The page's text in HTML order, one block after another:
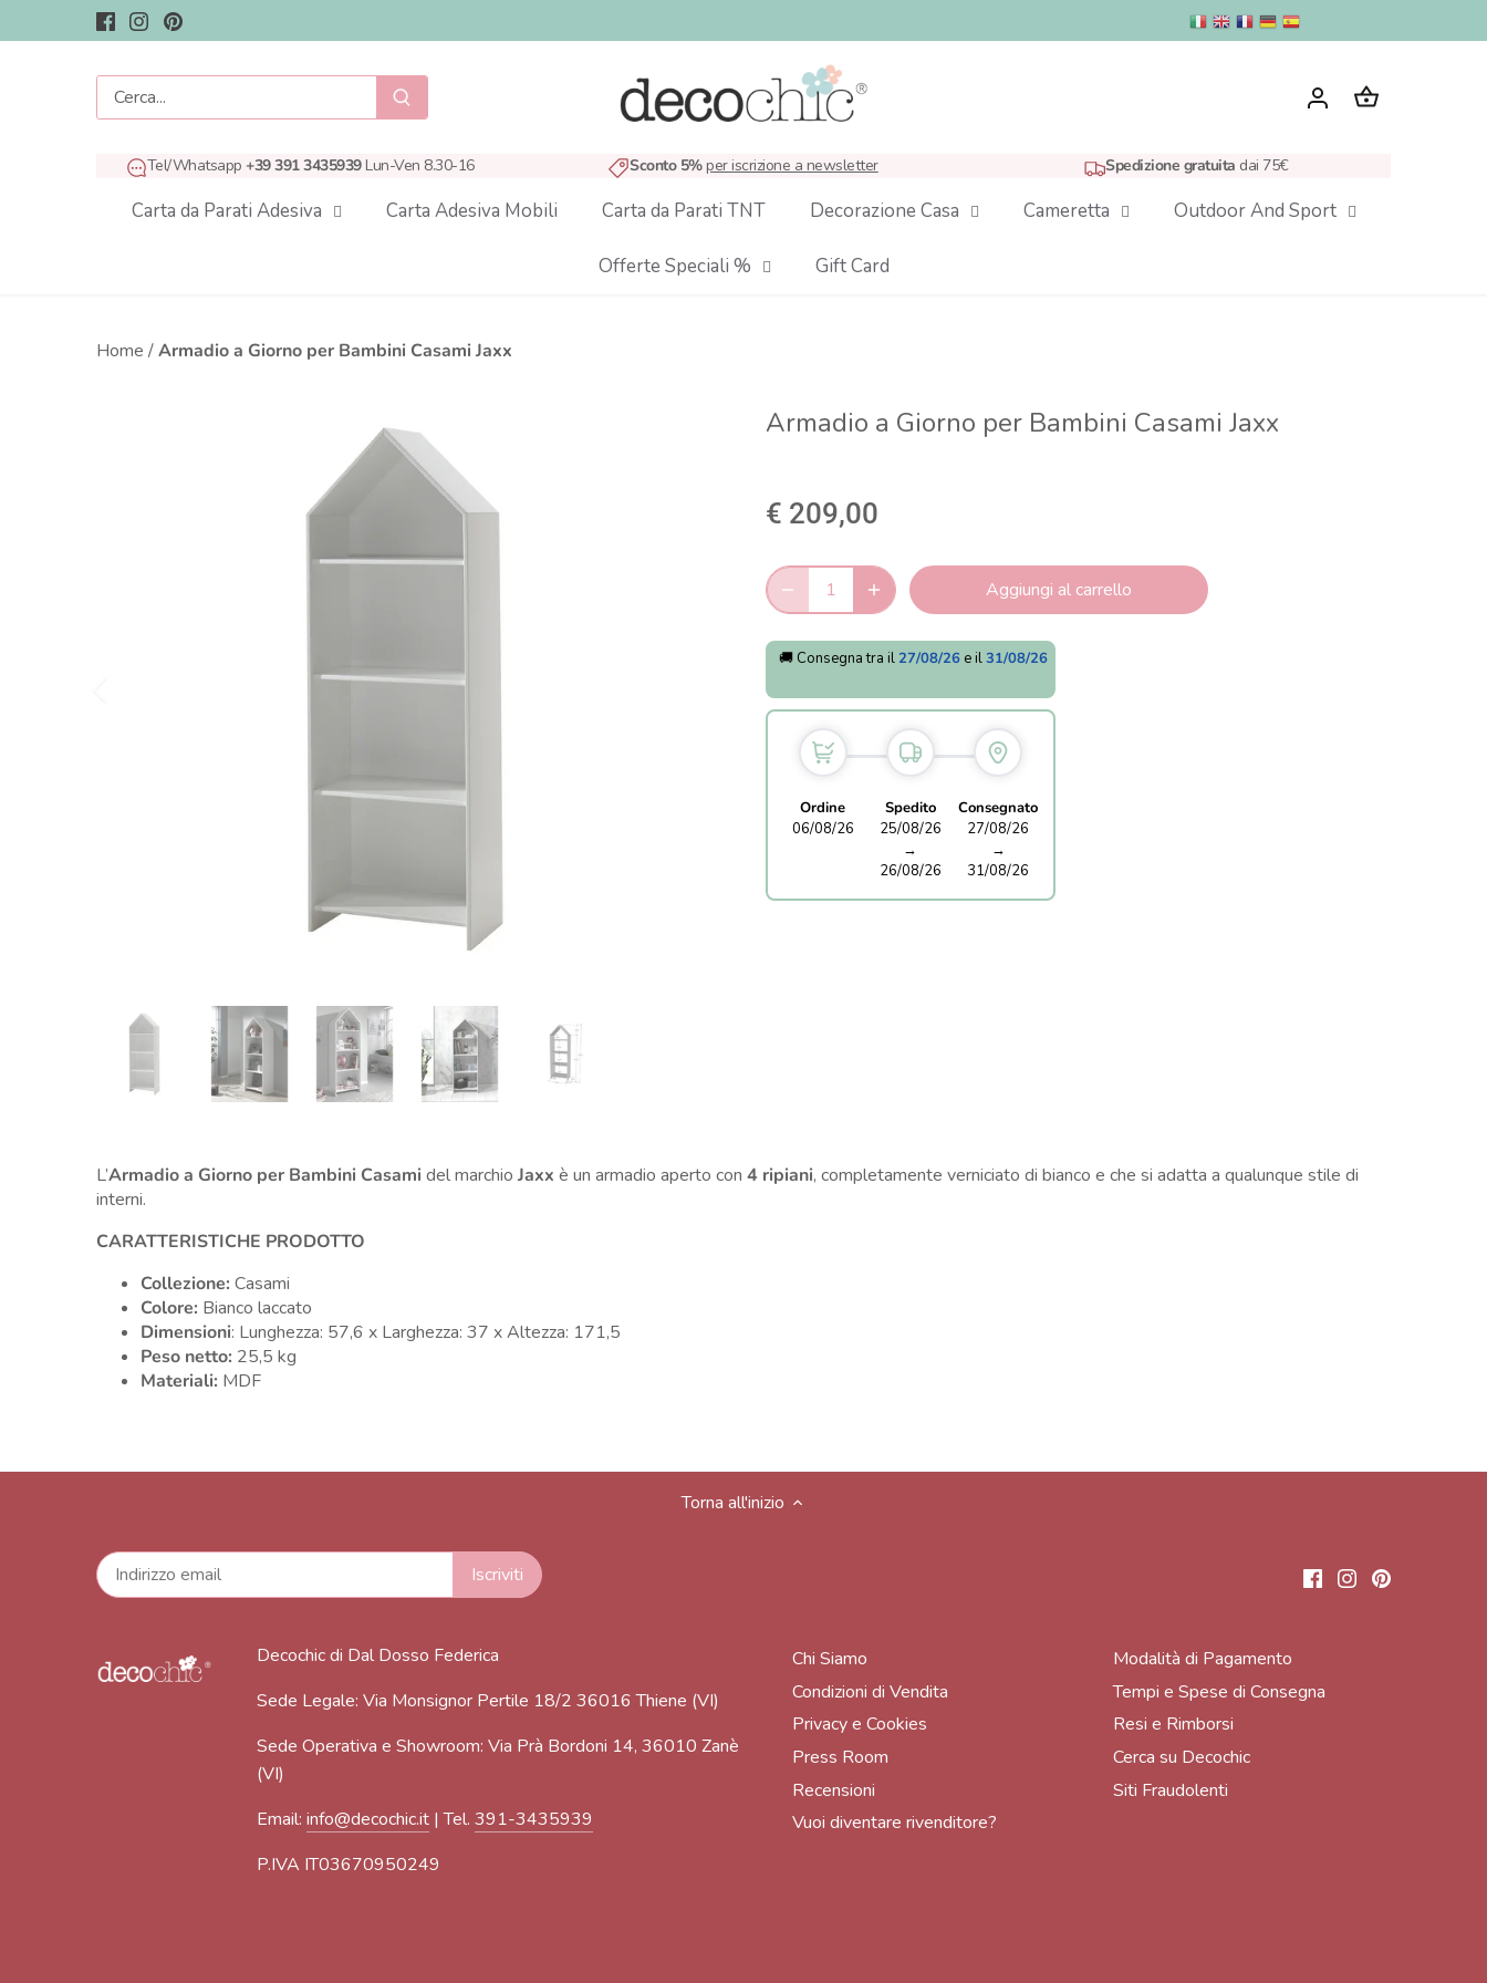
al
Tel/Whatsapp +39 391 3435939Lun-Ven 8.30-16 Sconto 5%per iscrizione a newsletter Spedizione gratuita dai 75€
Carta da Parati Adesiva Carta Adesiva Mobili Carta da Parati TNT Decorazione Casa Cameretta Outdoor And Sport
Offerte Speciali % Gift Card
Home /Armadio a Giorno per Bambini Casami Jaxx
Armadio a Giorno per Bambini Casami Jaxx
€ 209,00
Aggiungi al carrello
🚚 Consegna tra il 27/08/26 e il31/08/26
Ordine
06/08/26
Spedito
25/08/26
→
26/08/26
Consegnato
27/08/26
→
31/08/26
L’Armadio a Giorno per Bambini Casamidel marchioJaxx è un armadio aperto con4 ripiani, completamente verniciato di bianco e che si adatta a qualunque stile di
interni.
CARATTERISTICHE PRODOTTO
Collezione:Casami
Colore: Bianco laccato
Dimensioni: Lunghezza: 57,6 x Larghezza: 37 x Altezza: 171,5
Peso netto: 25,5 kg
Materiali: MDF
Torna all'inizio
Decochic di Dal Dosso Federica
Sede Legale: Via Monsignor Pertile 18/2 36016 Thiene (VI)
Sede Operativa e Showroom: Via Prà Bordoni 14, 36010 Zanè
(VI)
Email:info@decochic.it | Tel.391-3435939
P.IVA IT03670950249
Chi Siamo
Condizioni di Vendita
Privacy e Cookies
Press Room
Recensioni
Vuoi diventare rivenditore?
Modalità di Pagamento
Tempi e Spese di Consegna
Resi e Rimborsi
Cerca su Decochic
Siti Fraudolenti